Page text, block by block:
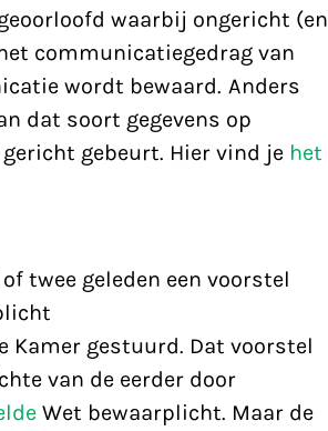
waarbij ongericht (en
communicatiegedrag van
wordt bewaard. Anders
dat soort gegevens op
gebeurt. Hier vind jehet
twee geleden een voorstel
Kamer gestuurd. Dat voorstel
van de eerder door
Wet bewaarplicht. Maar de